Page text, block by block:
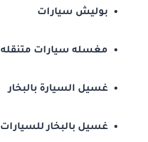
بوليش سيارات
مغسله سيارات متنقله
غسيل السيارة بالبخار
غسيل بالبخار للسيارات